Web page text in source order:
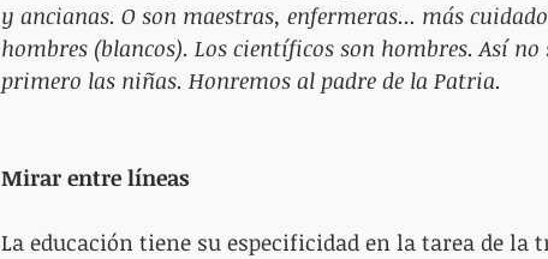
y ancianas. O son maestras, enfermeras... más
hombres (blancos). Los científicos son hombres. Así no
primero las niñas. Honremos al padre de la Patria.
Mirar entre líneas
La educación tiene su especificidad en la tarea de